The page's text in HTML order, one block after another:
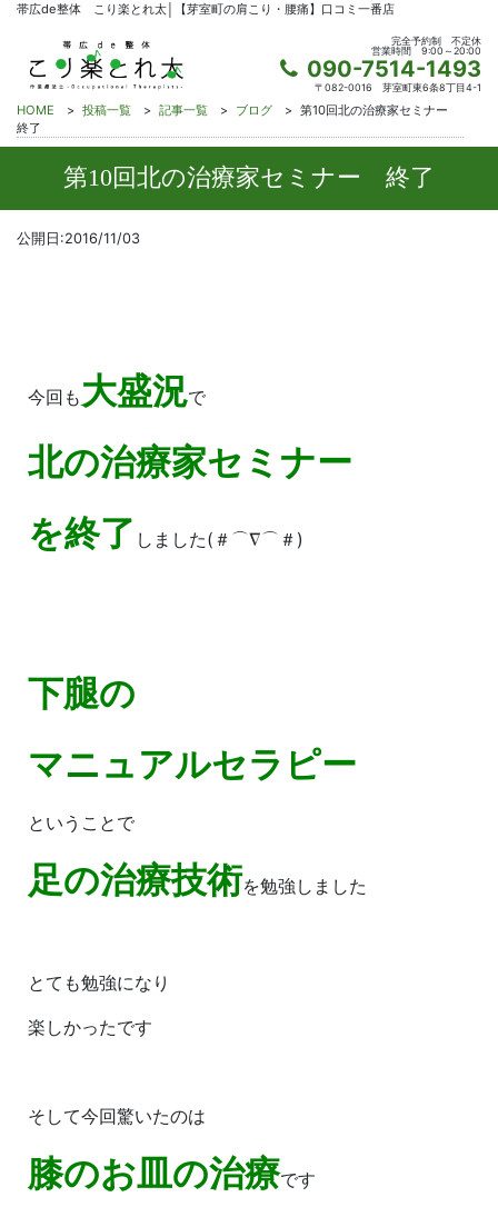
帯広de整体 こり楽とれ太│【芽室町の肩こり・腰痛】口コミ一番店
完全予約制
不定休
営業時間
9:00～20:00
090-7514-1493
〒082-0016 芽室町東6条8丁目4-1
HOME > 投稿一覧 > 記事一覧 > ブログ > 第10回北の治療家セミナー
終了
第10回北の治療家セミナー 終了
公開日:2016/11/03
今回も 大盛況で
北の治療家セミナー
を終了 しました(＃⌒∇⌒＃)ゞ
下腿の
マニュアルセラピー
ということで
足の治療技術を勉強しました
とても勉強になり
楽しかったです
そして今回驚いたのは
膝のお皿の治療です